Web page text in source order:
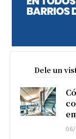
Dele un